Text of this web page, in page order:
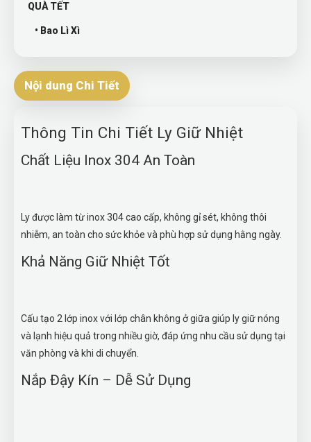
QUÀ TẾT
• Bao Lì Xì
Nội dung Chi Tiết
Thông Tin Chi Tiết Ly Giữ Nhiệt
Chất Liệu Inox 304 An Toàn
Ly được làm từ inox 304 cao cấp, không gỉ sét, không thôi
nhiễm, an toàn cho sức khỏe và phù hợp sử dụng hằng ngày.
Khả Năng Giữ Nhiệt Tốt
Cấu tạo 2 lớp inox với lớp chân không ở giữa giúp ly giữ nóng
và lạnh hiệu quả trong nhiều giờ, đáp ứng nhu cầu sử dụng tại
văn phòng và khi di chuyển.
Nắp Đậy Kín – Dễ Sử Dụng